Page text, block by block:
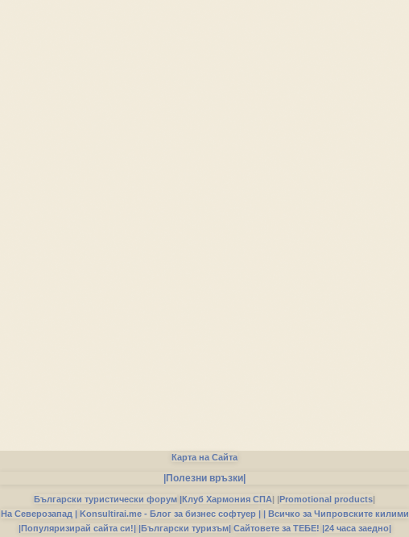
Карта на Сайта
|Полезни връзки|
Български туристически форум |Клуб Хармония СПА| |Promotional products|
На Северозапад | Konsultirai.me - Блог за бизнес софтуер | | Всичко за Чипровските килими
|Популяризирай сайта си!| |Български туризъм| Сайтовете за ТЕБЕ! |24 часа заедно|